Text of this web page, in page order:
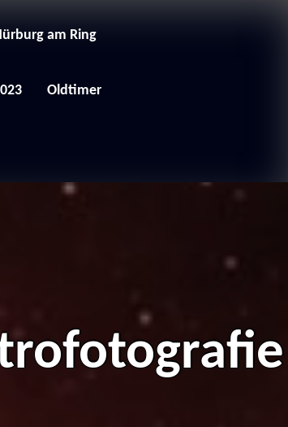
am Ring
Oldtimer